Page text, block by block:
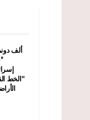
في محافظة طوباس”
“الخط